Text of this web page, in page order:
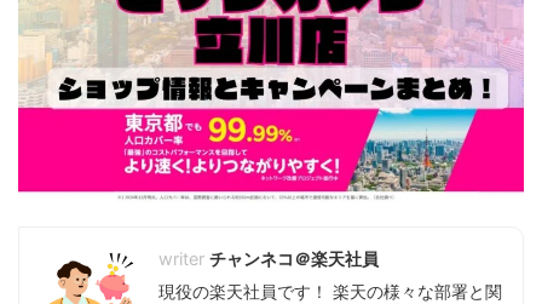
チャンネコ＠楽天社員
現役の楽天社員です！ 楽天の様々な部署と関